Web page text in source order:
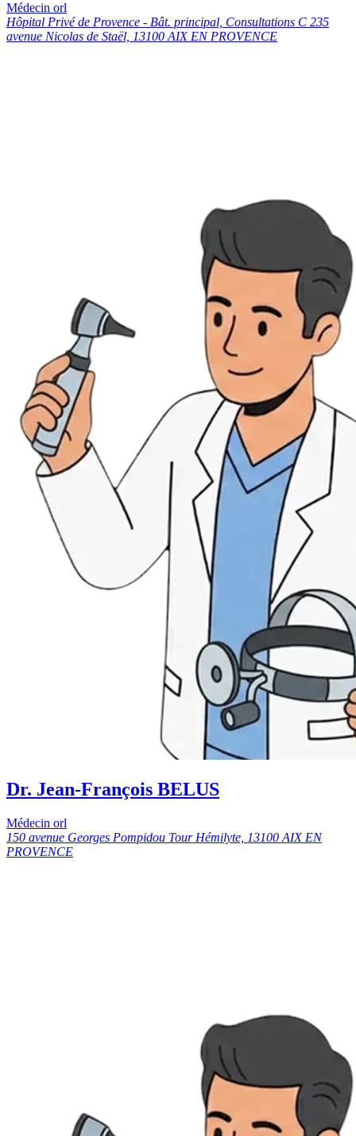
Médecin orl
Hôpital Privé de Provence - Bât. principal, Consultations C 235
avenue Nicolas de Staël, 13100 AIX EN PROVENCE
Dr. Jean-François BELUS
Médecin orl
150 avenue Georges Pompidou Tour Hémilyte, 13100 AIX EN
PROVENCE